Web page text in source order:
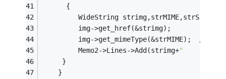
      {
         WideString strimg,strMIME,strSrc;
         img->get_href(&strimg);
         img->get_mimeType(&strMIME);
//得到
         Memo2->Lines->Add(strimg+
"     [--"
     }
    }